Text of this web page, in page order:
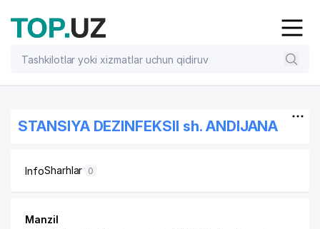
STANSIYA DEZINFEKSII sh. ANDIJANA
InfoSharhlar 0
Manzil